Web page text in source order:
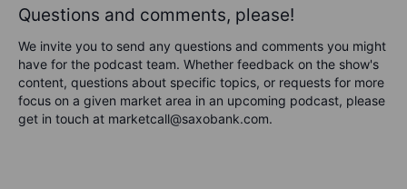
Questions and comments, please!
We invite you to send any questions and comments you might
have for the podcast team. Whether feedback on the show's
content, questions about specific topics, or requests for more
focus on a given market area in an upcoming podcast, please
get in touch at marketcall@saxobank.com.